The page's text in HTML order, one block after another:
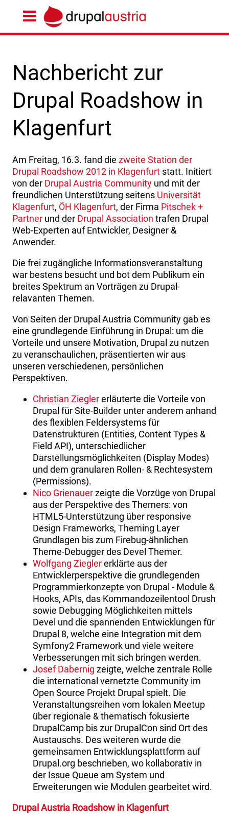
Nachbericht zur
Drupal Roadshow in
Klagenfurt
Am Freitag, 16.3. fand die zweite Station der
Drupal Roadshow 2012 in Klagenfurt statt. Initiert
von der Drupal Austria Community und mit der
freundlichen Unterstützung seitens Universität
Klagenfurt, ÖH Klagenfurt, der Firma Pitschek +
Partner und der Drupal Association trafen Drupal
Web-Experten auf Entwickler, Designer &
Anwender.
Die frei zugängliche Informationsveranstaltung
war bestens besucht und bot dem Publikum ein
breites Spektrum an Vorträgen zu Drupal-
relavanten Themen.
Von Seiten der Drupal Austria Community gab es
eine grundlegende Einführung in Drupal: um die
Vorteile und unsere Motivation, Drupal zu nutzen
zu veranschaulichen, präsentierten wir aus
unseren verschiedenen, persönlichen
Perspektiven.
Christian Zieglererläuterte die Vorteile von
Drupal für Site-Builder unter anderem anhand
des flexiblen Feldersystems für
Datenstrukturen (Entities, Content Types &
Field API), unterschiedlicher
Darstellungsmöglichkeiten (Display Modes)
und dem granularen Rollen- & Rechtesystem
(Permissions).
Nico Grienauerzeigte die Vorzüge von Drupal
aus der Perspektive des Themers: von
HTML5-Unterstützung über responsive
Design Frameworks, Theming Layer
Grundlagen bis zum Firebug-ähnlichen
Theme-Debugger des Devel Themer.
Wolfgang Zieglererklärte aus der
Entwicklerperspektive die grundlegenden
Programmierkonzepte von Drupal - Module &
Hooks, APIs, das Kommandozeilentool Drush
sowie Debugging Möglichkeiten mittels
Devel und die spannenden Entwicklungen für
Drupal 8, welche eine Integration mit dem
Symfony2 Framework und viele weitere
Verbesserungen mit sich bringen werden.
Josef Dabernig zeigte, welche zentrale Rolle
die international vernetzte Community im
Open Source Projekt Drupal spielt. Die
Veranstaltungsreihen vom lokalen Meetup
über regionale & thematisch fokusierte
DrupalCamp bis zur DrupalCon sind Ort des
Austauschs. Des weiteren wurde die
gemeinsamen Entwicklungsplattform auf
Drupal.org beschrieben, wo kollaborativ in
der Issue Queue am System und
Erweiterungen wie Modulen gearbeitet wird.
Drupal Austria Roadshow in Klagenfurt